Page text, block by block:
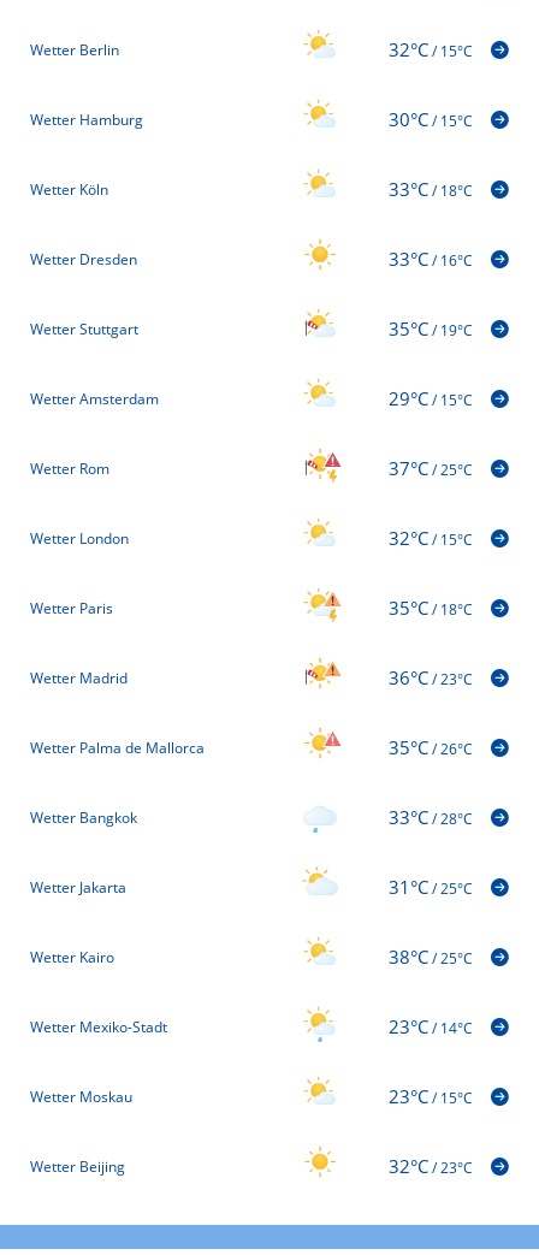
Wetter Berlin 32°C/15°C
Wetter Hamburg 30°C/15°C
Wetter Köln 33°C/18°C
Wetter Dresden 33°C/16°C
Wetter Stuttgart 35°C/19°C
Wetter Amsterdam 29°C/15°C
Wetter Rom 37°C/25°C
Wetter London 32°C/15°C
Wetter Paris 35°C/18°C
Wetter Madrid 36°C/23°C
Wetter Palma de Mallorca 35°C/26°C
Wetter Bangkok 33°C/28°C
Wetter Jakarta 31°C/25°C
Wetter Kairo 38°C/25°C
Wetter Mexiko-Stadt 23°C/14°C
Wetter Moskau 23°C/15°C
Wetter Beijing 32°C/23°C